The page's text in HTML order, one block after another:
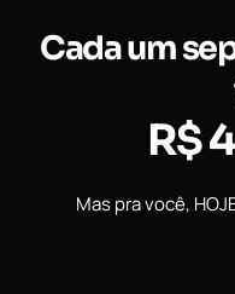
Cada um
R$
Mas pra você,